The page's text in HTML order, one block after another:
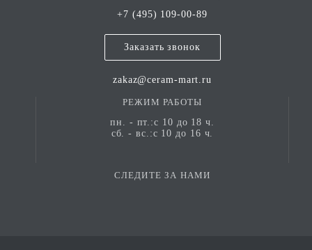
+7 (495) 109-00-89
Заказать звонок
zakaz@ceram-mart.ru
РЕЖИМ РАБОТЫ
пн. - пт.:с 10 до 18 ч.
сб. - вс.:с 10 до 16 ч.
СЛЕДИТЕ ЗА НАМИ